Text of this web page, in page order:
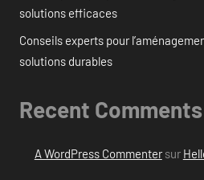
solutions efficaces
Conseils experts pour
solutions durables
Recent Comments
A WordPress Commentersur